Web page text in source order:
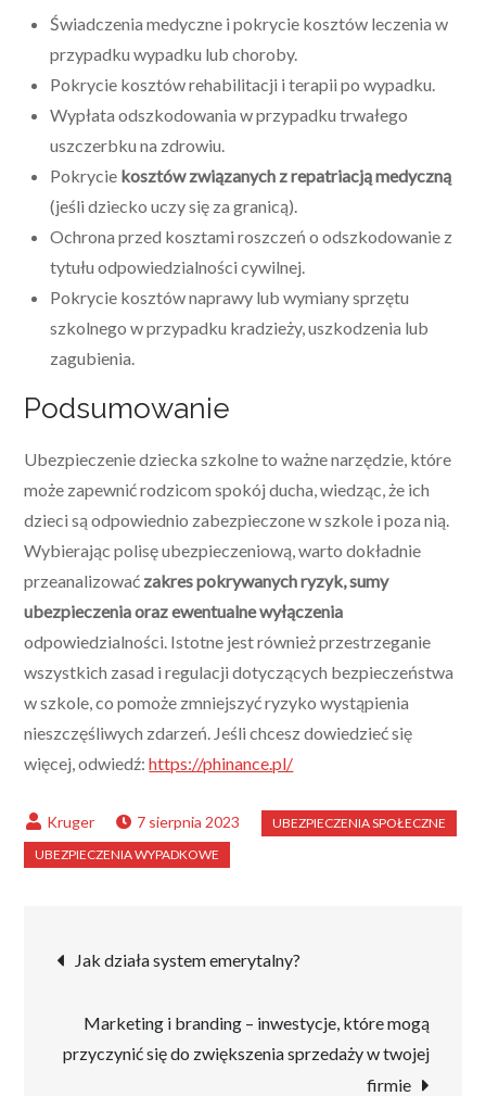
Świadczenia medyczne i pokrycie kosztów leczenia w
przypadku wypadku lub choroby.
Pokrycie kosztów rehabilitacji i terapii po wypadku.
Wypłata odszkodowania w przypadku trwałego
uszczerbku na zdrowiu.
Pokrycie kosztów związanych z repatriacją medyczną
(jeśli dziecko uczy się za granicą).
Ochrona przed kosztami roszczeń o odszkodowanie z
tytułu odpowiedzialności cywilnej.
Pokrycie kosztów naprawy lub wymiany sprzętu
szkolnego w przypadku kradzieży, uszkodzenia lub
zagubienia.
Podsumowanie
Ubezpieczenie dziecka szkolne to ważne narzędzie, które
może zapewnić rodzicom spokój ducha, wiedząc, że ich
dzieci są odpowiednio zabezpieczone w szkole i poza nią.
Wybierając polisę ubezpieczeniową, warto dokładnie
przeanalizować zakres pokrywanych ryzyk, sumy
ubezpieczenia oraz ewentualne wyłączenia
odpowiedzialności. Istotne jest również przestrzeganie
wszystkich zasad i regulacji dotyczących bezpieczeństwa
w szkole, co pomoże zmniejszyć ryzyko wystąpienia
nieszczęśliwych zdarzeń. Jeśli chcesz dowiedzieć się
więcej, odwiedź:https://phinance.pl/
7 sierpnia 2023
Nawigacja
wpisu
Jak działa system emerytalny?
Marketing i branding – inwestycje, które mogą
przyczynić się do zwiększenia sprzedaży w twojej
firmie